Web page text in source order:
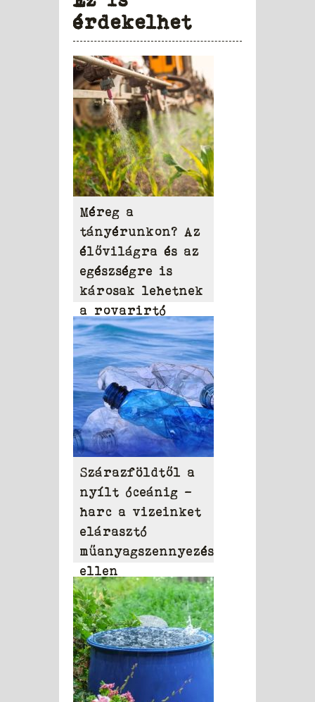
érdekelhet
Méreg a
tányérunkon? Az
élővilágra és az
egészségre is
károsak lehetnek
a rovarirtó
szerek
Szárazföldtől a
nyílt óceánig –
harc a vizeinket
elárasztó
műanyagszennyezés
ellen